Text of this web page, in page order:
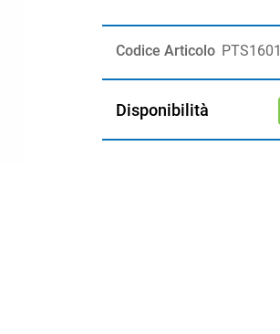
Codice Articolo
Disponibilità